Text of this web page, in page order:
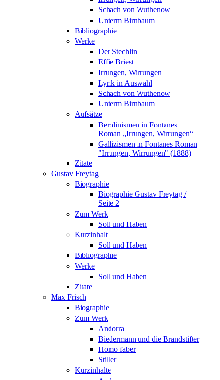
Schach von Wuthenow
Unterm Birnbaum
Bibliographie
Werke
Der Stechlin
Effie Briest
Irrungen, Wirrungen
Lyrik in Auswahl
Schach von Wuthenow
Unterm Birnbaum
Aufsätze
Berolinismen in Fontanes
Roman „Irrungen, Wirrungen“
Gallizismen in Fontanes Roman
"Irrungen, Wirrungen" (1888)
Zitate
Gustav Freytag
Biographie
Biographie Gustav Freytag /
Seite 2
Zum Werk
Soll und Haben
Kurzinhalt
Soll und Haben
Bibliographie
Werke
Soll und Haben
Zitate
Max Frisch
Biographie
Zum Werk
Andorra
Biedermann und die Brandstifter
Homo faber
Stiller
Kurzinhalte